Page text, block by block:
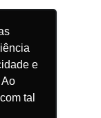
e
tal